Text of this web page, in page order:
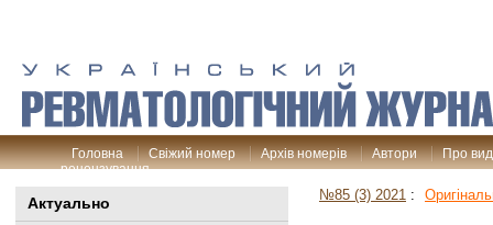
Головна Свіжий номер Архів номерів Автори
Про
рецензування
Актуально
№85 (3) 2021 :